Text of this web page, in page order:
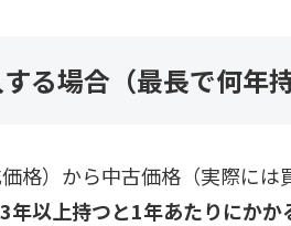
る場合（最長で何年
格）から中古価格（実際には
3年以上持つと1年あたりにかか